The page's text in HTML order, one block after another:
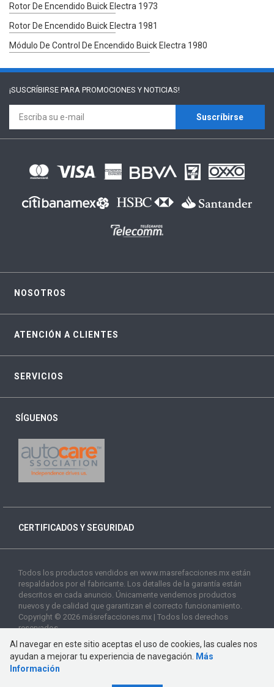
Rotor De Encendido Buick Electra 1973
Rotor De Encendido Buick Electra 1981
Módulo De Control De Encendido Buick Electra 1980
¡SUSCRÍBIRSE PARA PROMOCIONES Y NOTICIAS!
Suscríbirse
NOSOTROS
ATENCIÓN A CLIENTES
SERVICIOS
SÍGUENOS
CERTIFICADOS Y SEGURIDAD
Todos los productos vendidos en www.masrefacciones.mx están
respaldados por el fabricante. Los detalles de la garantía están
descritos en cada anuncio. Únicamente vendemos productos
nuevos y de calidad que garantizan el correcto funcionamiento.
Copyright © 2026 másrefacciones.mx | Todos los derechos
reservados
Al navegar en este sitio aceptas el uso de cookies, las cuales nos
ayudan a mejorar tu experiencia de navegación.
Más
Información